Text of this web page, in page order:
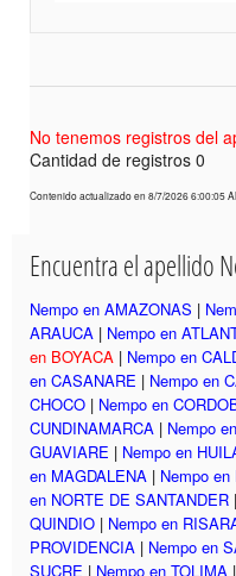
No tenemos registros del
Cantidad de registros 0
Contenido actualizado en 8/7/2026 6:00:05
Encuentra el apellido
Nempo en AMAZONAS |
ARAUCA | Nempo en
en BOYACA | Nempo en
en CASANARE | Nempo en
CHOCO | Nempo en
CUNDINAMARCA | Nempo
GUAVIARE | Nempo en
en MAGDALENA | Nempo en
en NORTE DE SANTANDER |
QUINDIO | Nempo en
PROVIDENCIA | Nempo en
SUCRE | Nempo en TOLIMA |